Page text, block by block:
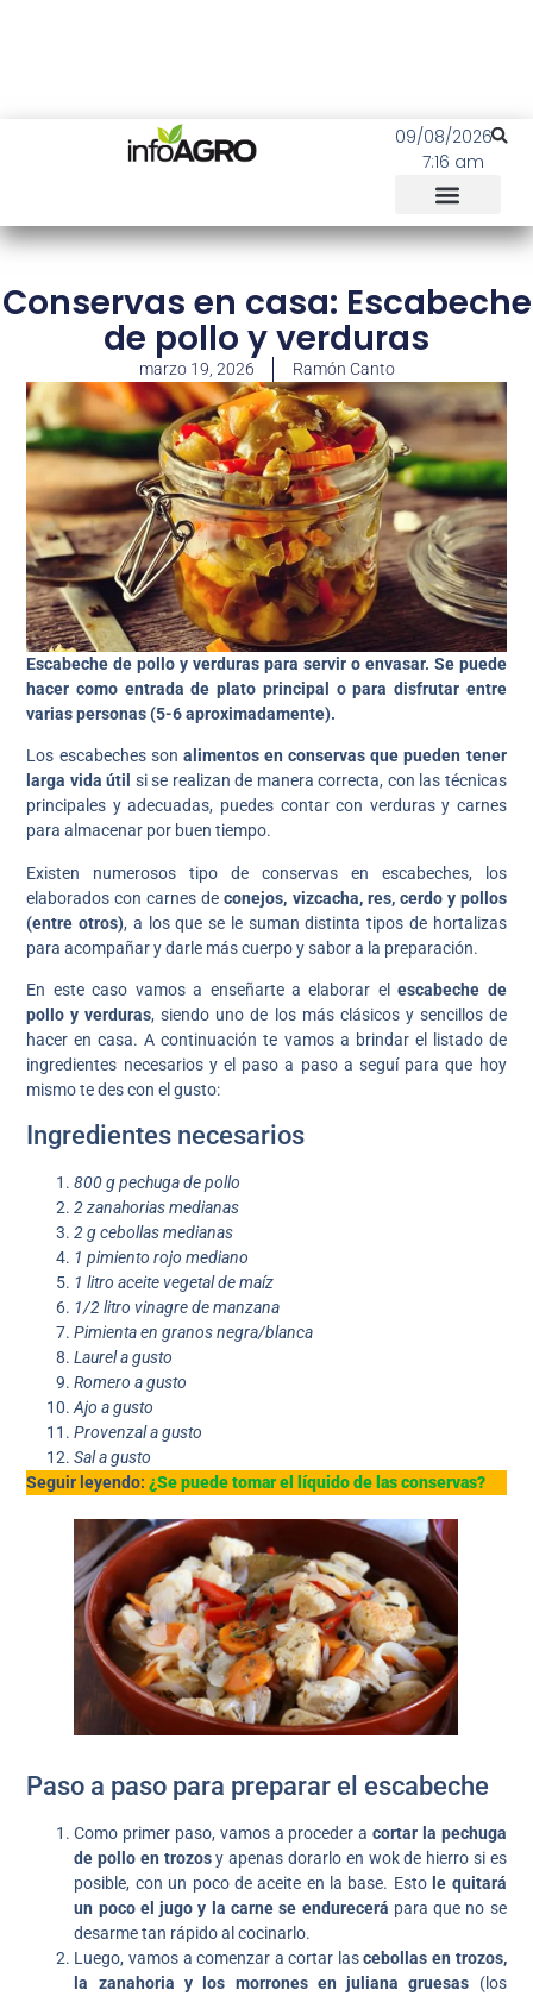
09/08/2026
7:16 am
Conservas en casa: Escabeche
de pollo y verduras
marzo 19, 2026 Ramón Canto
Escabeche de pollo y verduras para servir o envasar. Se puede
hacer como entrada de plato principal o para disfrutar entre
varias personas (5-6 aproximadamente).
Los escabeches son alimentos en conservas que pueden tener
larga vida útil si se realizan de manera correcta, con las técnicas
principales y adecuadas, puedes contar con verduras y carnes
para almacenar por buen tiempo.
Existen numerosos tipo de conservas en escabeches, los
elaborados con carnes de conejos, vizcacha, res, cerdo y pollos
(entre otros), a los que se le suman distinta tipos de hortalizas
para acompañar y darle más cuerpo y sabor a la preparación.
En este caso vamos a enseñarte a elaborar elescabeche de
pollo y verduras, siendo uno de los más clásicos y sencillos de
hacer en casa. A continuación te vamos a brindar el listado de
ingredientes necesarios y el paso a paso a seguí para que hoy
mismo te des con el gusto:
Ingredientes necesarios
800 g pechuga de pollo
2 zanahorias medianas
2 g cebollas medianas
1 pimiento rojo mediano
1 litro aceite vegetal de maíz
1/2 litro vinagre de manzana
Pimienta en granos negra/blanca
Laurel a gusto
Romero a gusto
Ajo a gusto
Provenzal a gusto
Sal a gusto
Seguir leyendo:¿Se puede tomar el líquido de las conservas?
Paso a paso para preparar el escabeche
Como primer paso, vamos a proceder acortar la pechuga
de pollo en trozosy apenas dorarlo en wok de hierro si es
posible, con un poco de aceite en la base. Esto le quitará
un poco el jugo y la carne se endurecerá para que no se
desarme tan rápido al cocinarlo.
Luego, vamos a comenzar a cortar lascebollas en trozos,
la zanahoria y los morrones en juliana gruesas (los